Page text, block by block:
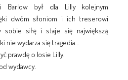
Barlow był dla Lilly kolejnym
dwóm słoniom i ich treserowi
sobie siłę i staje się największą
wydarza się tragedia...
prawdę o losie Lilly.
wydawcy.